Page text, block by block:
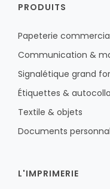
PRODUITS
Papeterie
Communication &
Signalétique grand
Étiquettes &
Textile & objets
Documents
L'IMPRIMERIE